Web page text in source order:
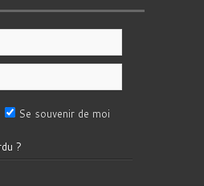
Se souvenir de moi
?